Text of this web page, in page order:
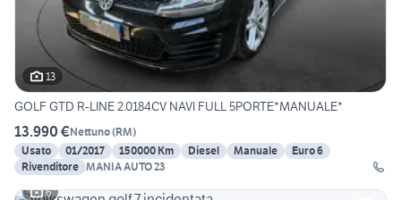
13
GOLF GTD R-LINE 2.0184CV NAVI FULL 5PORTE*MANUALE*
13.990 €Nettuno(RM)
Usato
01/2017 150000 Km Diesel Manuale
Euro 6
Rivenditore MANIA AUTO 23
6